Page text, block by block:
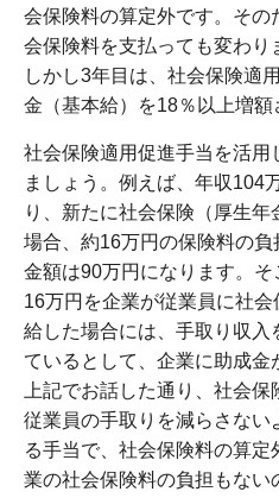
会保険料の算定外です。その
会保険料を支払っても変わり
しかし3年目は、社会保険適
金（基本給）を18％以上増額
社会保険適用促進手当を活用
ましょう。例えば、年収104
り、新たに社会保険（厚生
場合、約16万円の保険料の負
金額は90万円になります。
16万円を企業が従業員に社
給した場合には、手取り収入
ているとして、企業に助成金
上記でお話した通り、社会
従業員の手取りを減らさな
る手当で、社会保険料の算
業の社会保険料の負担もない